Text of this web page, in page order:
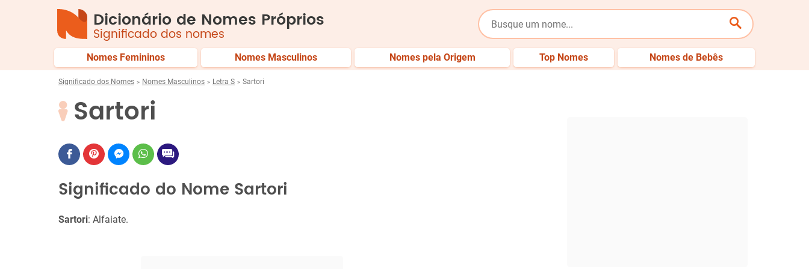
Dicionário de Nomes Próprios
Significado dos nomes
Nomes Femininos Nomes Masculinos Nomes pela Origem Top Nomes Nomes de Bebês
Significado dos Nomes Nomes Masculinos Letra S Sartori
Sartori
Significado do Nome Sartori
Sartori: Alfaiate.